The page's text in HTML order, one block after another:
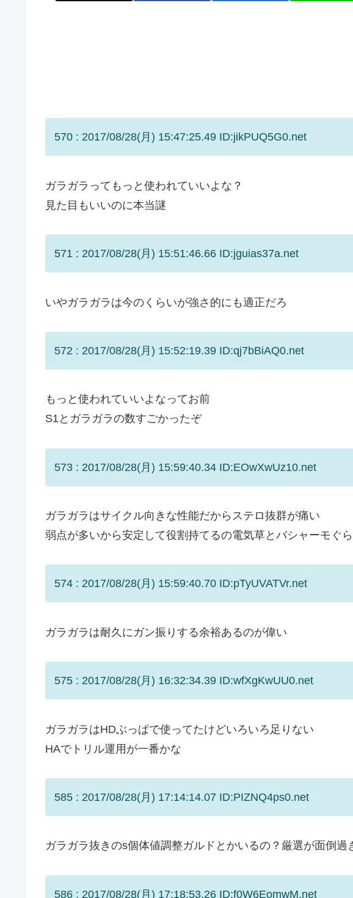
570 : 2017/08/28(月) 15:47:25.49 ID:jikPUQ5G0.net
ガラガラってもっと使われていいよな？
見た目もいいのに本当謎
571 : 2017/08/28(月) 15:51:46.66 ID:jguias37a.net
いやガラガラは今のくらいが強さ的にも適正だろ
572 : 2017/08/28(月) 15:52:19.39 ID:qj7bBiAQ0.net
もっと使われていいよなってお前
S1とガラガラの数すごかったぞ
573 : 2017/08/28(月) 15:59:40.34 ID:EOwXwUz10.net
ガラガラはサイクル向きな性能だからステロ抜群が痛い
弱点が多いから安定して役割持てるの電気草とバシャーモぐ
574 : 2017/08/28(月) 15:59:40.70 ID:pTyUVATVr.net
ガラガラは耐久にガン振りする余裕あるのが偉い
575 : 2017/08/28(月) 16:32:34.39 ID:wfXgKwUU0.net
ガラガラはHDぶっぱで使ってたけどいろいろ足りない
HAでトリル運用が一番かな
585 : 2017/08/28(月) 17:14:14.07 ID:PIZNQ4ps0.net
ガラガラ抜きのs個体値調整ガルドとかいるの？厳選が面倒過
586 : 2017/08/28(月) 17:18:53.26 ID:f0W6EomwM.net